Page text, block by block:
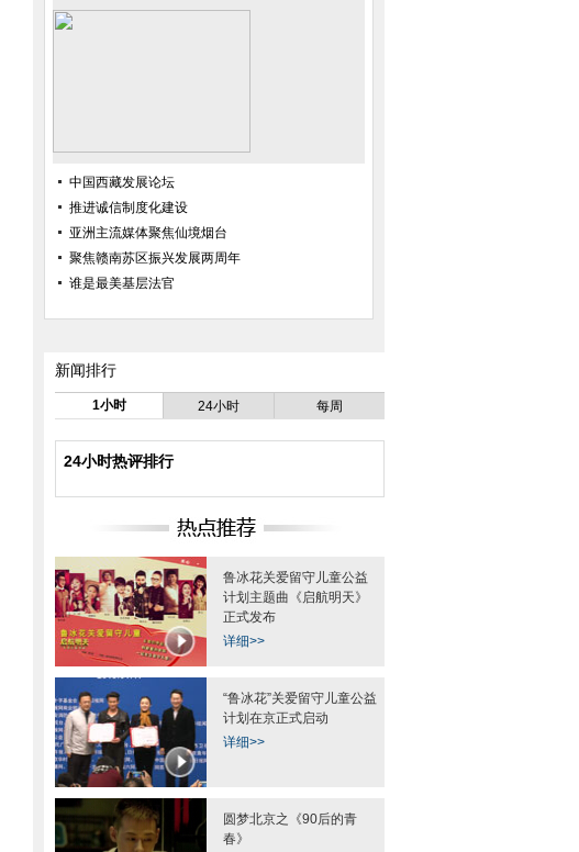
中国西藏发展论坛
推进诚信制度化建设
亚洲主流媒体聚焦仙境烟台
聚焦赣南苏区振兴发展两周年
谁是最美基层法官
新闻排行
1小时 24小时 每周
24小时热评排行
鲁冰花关爱留守儿童公益
计划主题曲《启航明天》
正式发布
详细>>
“鲁冰花”关爱留守儿童公益
计划在京正式启动
详细>>
圆梦北京之《90后的青
春》